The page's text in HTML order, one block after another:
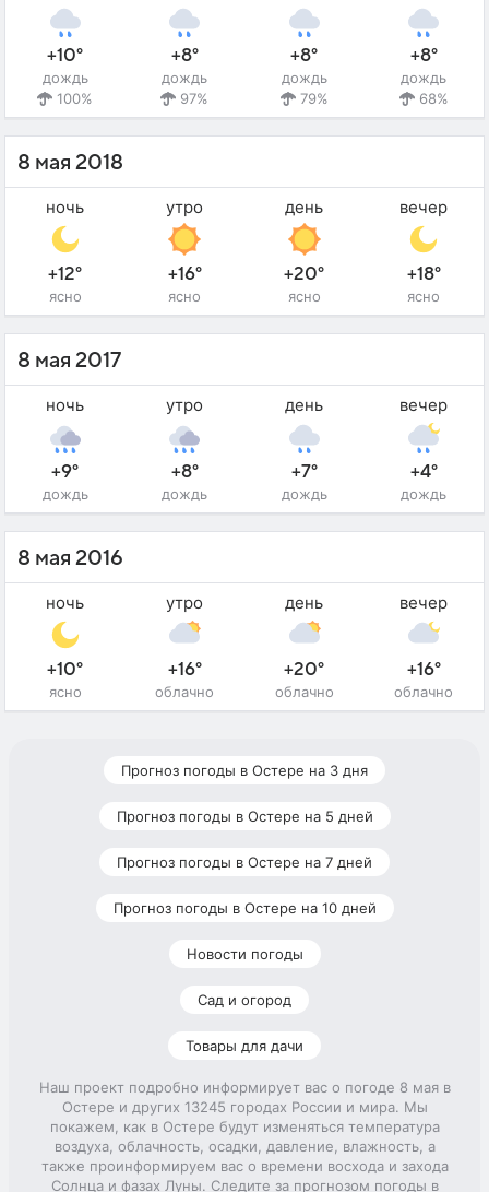
+10°
дождь
100%
+8°
дождь
97%
+8°
дождь
79%
+8°
дождь
68%
8 мая 2018
ночь
+12°
ясно
утро
+16°
ясно
день
+20°
ясно
вечер
+18°
ясно
8 мая 2017
ночь
+9°
дождь
утро
+8°
дождь
день
+7°
дождь
вечер
+4°
дождь
8 мая 2016
ночь
+10°
ясно
утро
+16°
облачно
день
+20°
облачно
вечер
+16°
облачно
Прогноз погоды в Остере на 3 дня
Прогноз погоды в Остере на 5 дней
Прогноз погоды в Остере на 7 дней
Прогноз погоды в Остере на 10 дней
Новости погоды
Сад и огород
Товары для дачи
Наш проект подробно информирует вас о погоде 8 мая в
Остере и других 13245 городах России и мира. Мы
покажем, как в Остере будут изменяться температура
воздуха, облачность, осадки, давление, влажность, а
также проинформируем вас о времени восхода и захода
Солнца и фазах Луны. Следите за прогнозом погоды в